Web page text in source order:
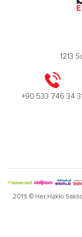
1213
+90 533 746 34
2019 © Her Hakkı